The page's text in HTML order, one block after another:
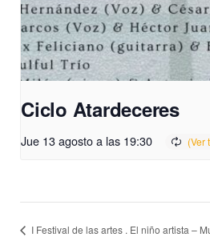
Ciclo Atardeceres
Jue 13 agosto a las 19:30
I Festival de las artes . El niño artista –